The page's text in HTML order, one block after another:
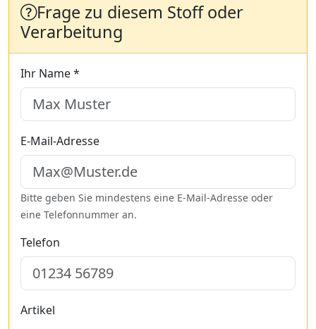
Frage zu diesem Stoff oder
Verarbeitung
Ihr Name *
E-Mail-Adresse
Bitte geben Sie mindestens eine E-Mail-Adresse oder
eine Telefonnummer an.
Telefon
Artikel